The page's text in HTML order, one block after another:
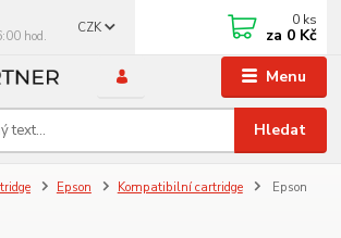
Menu
CZK
Hledat
hod.
0 ks
za 0 Kč
Epson Kompatibilní cartridge
Epson